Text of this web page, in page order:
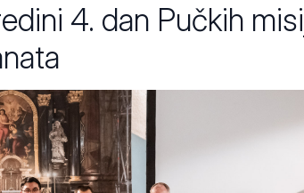
4. dan Pučkih